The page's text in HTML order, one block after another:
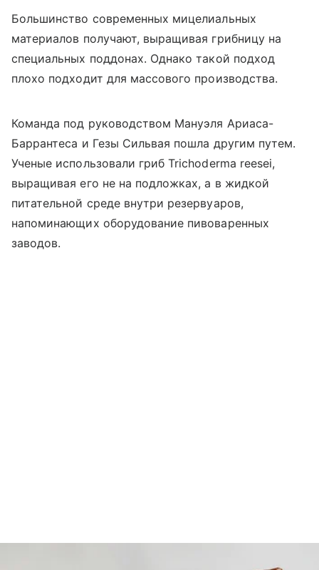
Большинство современных мицелиальных
материалов получают, выращивая грибницу на
специальных поддонах. Однако такой подход
плохо подходит для массового производства.
Команда под руководством Мануэля Ариаса-
Баррантеса и Гезы Сильвая пошла другим путем.
Ученые использовали гриб Trichoderma reesei,
выращивая его не на подложках, а в жидкой
питательной среде внутри резервуаров,
напоминающих оборудование пивоваренных
заводов.